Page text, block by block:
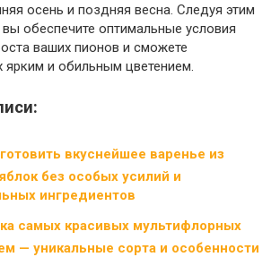
осень и поздняя весна. Следуя этим
обеспечите оптимальные условия
ваших пионов и сможете
ярким и обильным цветением.
вкуснейшее варенье из
без особых усилий и
ингредиентов
самых красивых мультифлорных
— уникальные сорта и особенности